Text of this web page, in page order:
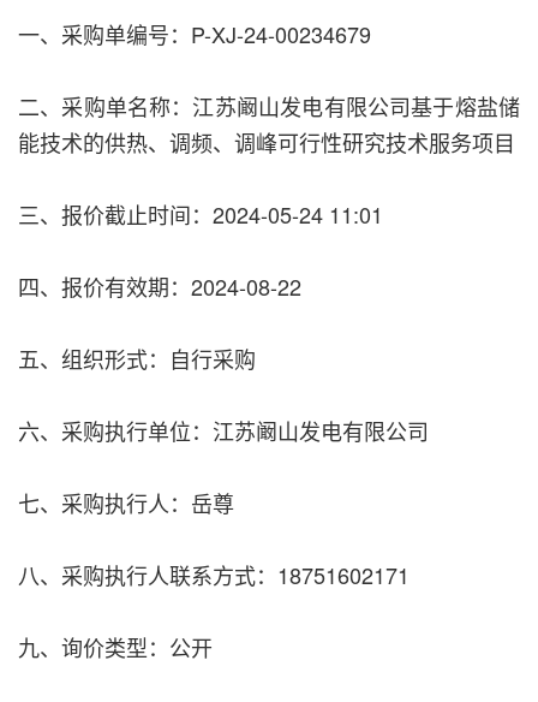
一、采购单编号：P-XJ-24-00234679
二、采购单名称：江苏阚山发电有限公司基于熔盐储
能技术的供热、调频、调峰可行性研究技术服务项目
三、报价截止时间：2024-05-24 11:01
四、报价有效期：2024-08-22
五、组织形式：自行采购
六、采购执行单位：江苏阚山发电有限公司
七、采购执行人：岳尊
八、采购执行人联系方式：18751602171
九、询价类型：公开